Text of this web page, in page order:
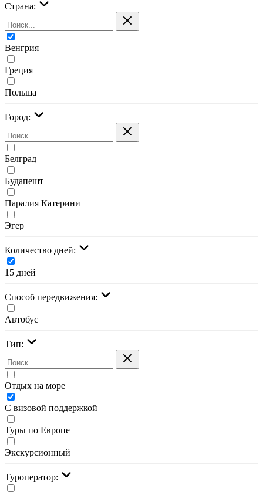
Страна:
Венгрия
Греция
Польша
Город:
Белград
Будапешт
Паралия Катерини
Эгер
Количество дней:
15 дней
Cпособ передвижения:
Автобус
Тип:
Отдых на море
С визовой поддержкой
Туры по Европе
Экскурсионный
Туроператор: